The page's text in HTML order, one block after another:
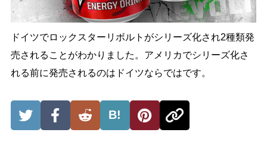
ドイツでロックスターリボルトがシリーズ化され2種類発
売されることがわかりました。アメリカでシリーズ化さ
れる前に発売されるのはドイツならではです。
B!